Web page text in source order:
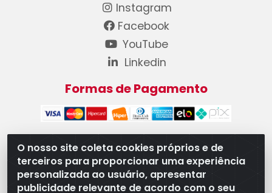
O nosso site coleta cookies próprios e de
terceiros para proporcionar uma experiência
personalizada ao usuário, apresentar
publicidade relevante de acordo com o seu
Instagram
Facebook
YouTube
Linkedin
Formas de Pagamento
WB Componentes Automotivos LTDA - CNPJ
08.528.393/0001-12 - Rua do Níquel, 667 - Parque
Oeste Industrial, Goiânia/GO - CEP 74375-660